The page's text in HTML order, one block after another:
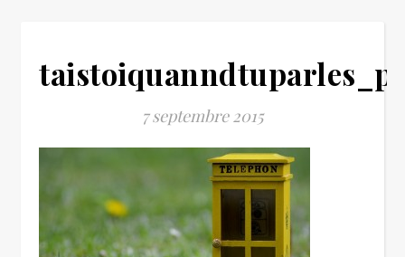
7 septembre 2015